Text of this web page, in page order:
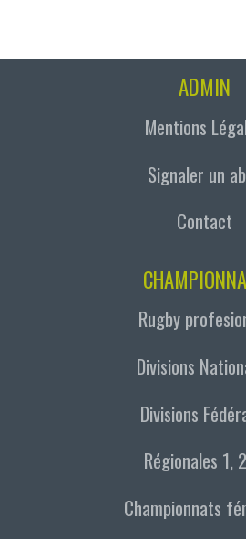
ADMIN
Mentions
Signaler un
Contact
Rugby
Divisions
Divisions
Régionales 1,
Championnats